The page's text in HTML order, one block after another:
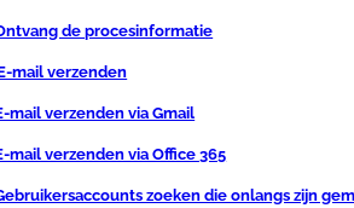
de procesinformatie
mail verzenden
mail verzenden via Gmail
mail verzenden via Office 365
zoeken die onlangs zijn